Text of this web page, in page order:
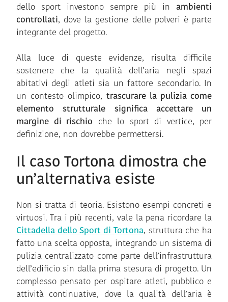
dello sport investono sempre più in ambienti
controllati, dove la gestione delle polveri è parte
integrante del progetto.
Alla luce di queste evidenze, risulta difficile
sostenere che la qualità dell’aria negli spazi
abitativi degli atleti sia un fattore secondario. In
un contesto olimpico, trascurare la pulizia come
elemento strutturale significa accettare un
margine di rischio che lo sport di vertice, per
definizione, non dovrebbe permettersi.
Il caso Tortona dimostra che
un’alternativa esiste
Non si tratta di teoria. Esistono esempi concreti e
virtuosi. Tra i più recenti, vale la pena ricordare la
Cittadella dello Sport di Tortona, struttura che ha
fatto una scelta opposta, integrando un sistema di
pulizia centralizzato come parte dell’infrastruttura
dell’edificio sin dalla prima stesura di progetto. Un
complesso pensato per ospitare atleti, pubblico e
attività continuative, dove la qualità dell’aria è